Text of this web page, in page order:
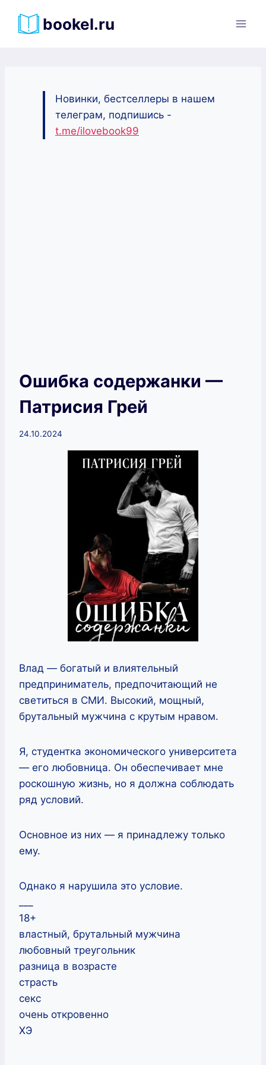
bookel.ru
Новинки, бестселлеры в нашем
телеграм, подпишись -
t.me/ilovebook99
Ошибка содержанки —
Патрисия Грей
24.10.2024
Влад — богатый и влиятельный
предприниматель, предпочитающий не
светиться в СМИ. Высокий, мощный,
брутальный мужчина с крутым нравом.
Я, студентка экономического университета
— его любовница. Он обеспечивает мне
роскошную жизнь, но я должна соблюдать
ряд условий.
Основное из них — я принадлежу только
ему.
Однако я нарушила это условие.
18+
властный, брутальный мужчина
любовный треугольник
разница в возрасте
страсть
секс
очень откровенно
ХЭ